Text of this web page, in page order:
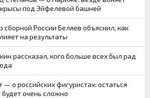
под Эйфелевой башней
сборной России Беляев объяснил, как
на результаты
рассказал, кого больше всех был рад
— о российских фигуристах: остаться
очень сложно